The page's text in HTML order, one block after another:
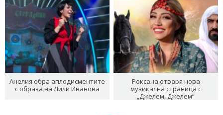
Анелия обра аплодисментите
с образа на Лили Иванова
Роксана отваря нова
музикална страница с
„Джелем, Джелем“